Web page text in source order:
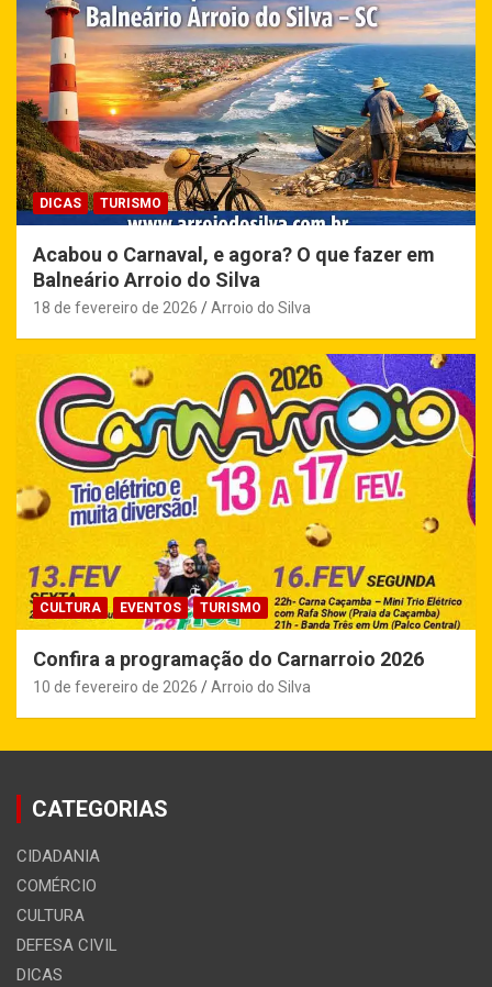
DICAS TURISMO
Acabou o Carnaval, e agora? O que fazer em
Balneário Arroio do Silva
18 de fevereiro de 2026 Arroio do Silva
CULTURA EVENTOS TURISMO
Confira a programação do Carnarroio 2026
10 de fevereiro de 2026 Arroio do Silva
CATEGORIAS
CIDADANIA
COMÉRCIO
CULTURA
DEFESA CIVIL
DICAS